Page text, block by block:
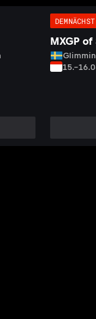
DEMNÄCHST
MXGP